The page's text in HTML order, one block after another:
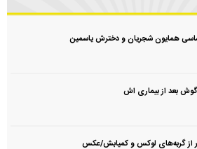
همایون شجریان و دخترش یاسمین
بعد از بیماری اش
از گربه‌های لوکس و کمیابش/عکس